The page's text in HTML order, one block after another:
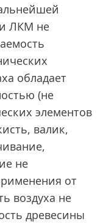
ЛКМ не
обладает
(не
элементов
валик,
не
от
воздуха не
древесины